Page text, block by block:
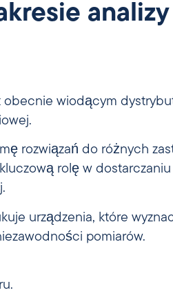
obecnie wiodącym
rozwiązań do różnych
rolę w
urządzenia, które
pomiarów.